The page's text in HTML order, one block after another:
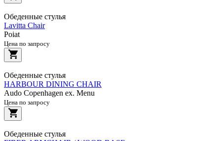
Обеденные стулья
Lavitta Chair
Poiat
Цена по запросу
Обеденные стулья
HARBOUR DINING CHAIR
Audo Copenhagen ex. Menu
Цена по запросу
Обеденные стулья